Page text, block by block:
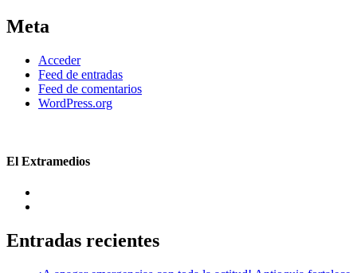
Meta
Acceder
Feed de entradas
Feed de comentarios
WordPress.org
El Extramedios
Entradas recientes